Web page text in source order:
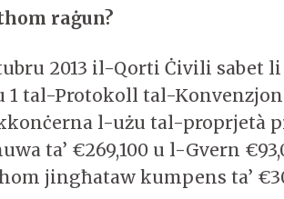
raġun?
2013 il-Qorti Ċivili sabet
tal-Protokoll tal-
l-użu tal-proprjetà
ta’ €269,100 u l-Gvern
jingħataw kumpens ta’